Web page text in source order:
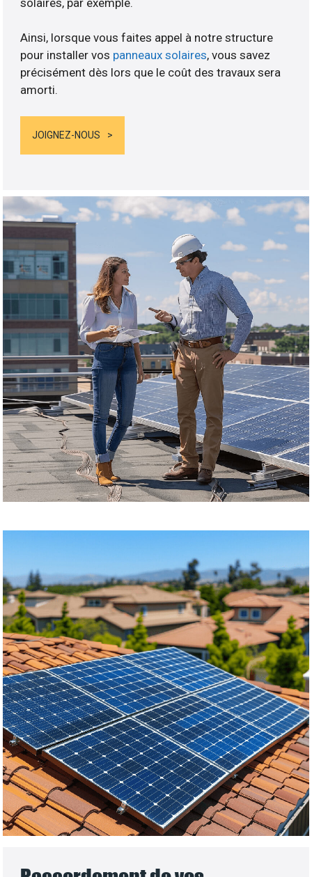
Ainsi, lorsque vous faites appel à notre structure
pour installer vos panneaux solaires, vous savez
précisément dès lors que le coût des travaux sera
amorti.
JOIGNEZ-NOUS